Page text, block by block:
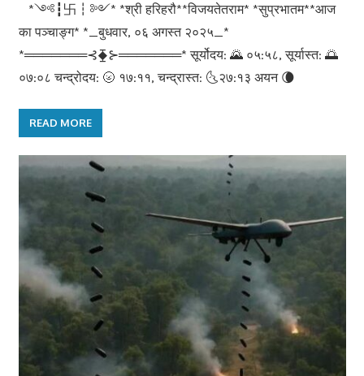
‌‌ *༺┇卐┇༻* *श्री हरिहरौ**विजयतेतराम* *सुप्रभातम**आज
का पञ्चाङ्ग* *_बुधवार, ०६ अगस्त २०२५_*
*═══════⊰⧱⊱═══════* सूर्योदय: 🌄 ०५:५८, सूर्यास्त: 🌅
०७:०८ चन्द्रोदय: 🌝 १७:११, चन्द्रास्त: 🌜२७:१३ अयन 🌘
READ MORE